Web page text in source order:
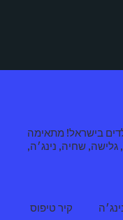
בישראל! מתאימה
גלישה, שחיה, נינג׳ה,
קיר טיפוס